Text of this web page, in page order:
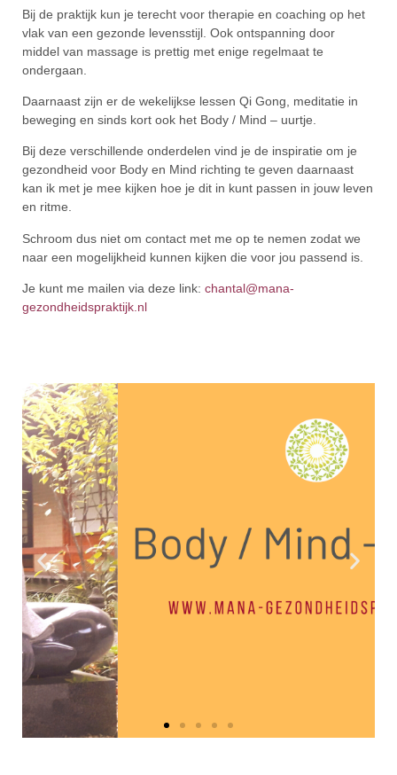
Bij de praktijk kun je terecht voor therapie en coaching op het
vlak van een gezonde levensstijl. Ook ontspanning door
middel van massage is prettig met enige regelmaat te
ondergaan.
Daarnaast zijn er de wekelijkse lessen Qi Gong, meditatie in
beweging en sinds kort ook het Body / Mind – uurtje.
Bij deze verschillende onderdelen vind je de inspiratie om je
gezondheid voor Body en Mind richting te geven daarnaast
kan ik met je mee kijken hoe je dit in kunt passen in jouw leven
en ritme.
Schroom dus niet om contact met me op te nemen zodat we
naar een mogelijkheid kunnen kijken die voor jou passend is.
Je kunt me mailen via deze link: chantal@mana-
gezondheidspraktijk.nl